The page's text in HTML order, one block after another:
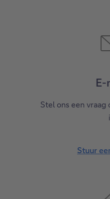
Stel ons een vraag
Stuur